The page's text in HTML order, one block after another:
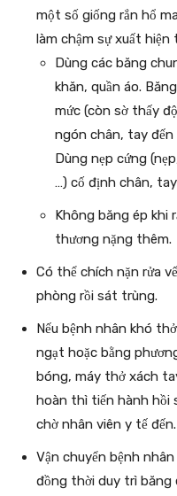
một số giống rắn hổ
làm chậm sự xuất hiện
Dùng các băng
khăn, quần áo.
mức (còn sờ thấy
ngón chân, tay
Dùng nẹp cứng
…) cố định chân,
Không băng ép khi
thương nặng thêm.
Có thể chích nặn rửa
phòng rồi sát trùng.
Nếu bệnh nhân khó
ngạt hoặc bằng
bóng, máy thở xách
hoàn thì tiến hành hồi
chờ nhân viên y tế đến.
Vận chuyển bệnh
đồng thời duy trì băng